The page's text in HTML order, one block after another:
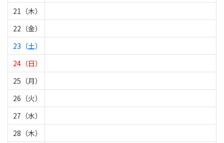
21（木）
22（金）
23（土）
24（日）
25（月）
26（火）
27（水）
28（木）